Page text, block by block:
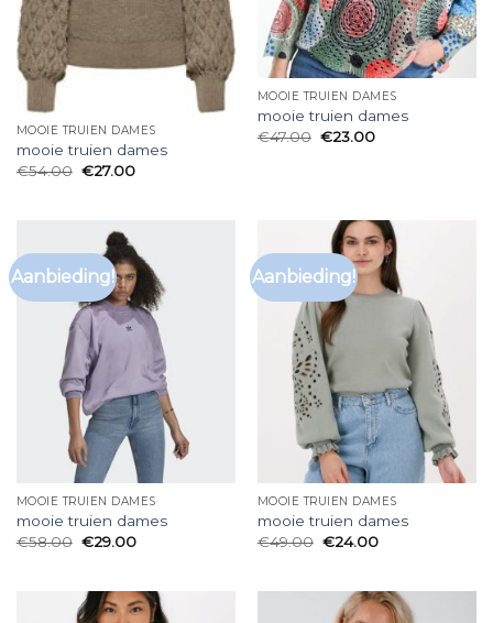
MOOIE TRUIEN DAMES
mooie truien dames
€54.00 €27.00
MOOIE TRUIEN DAMES
mooie truien dames
€47.00 €23.00
Aanbieding!
MOOIE TRUIEN DAMES
mooie truien dames
€58.00 €29.00
Aanbieding!
MOOIE TRUIEN DAMES
mooie truien dames
€49.00 €24.00